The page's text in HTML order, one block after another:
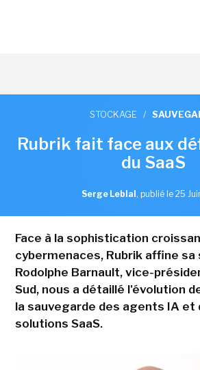
STOCKAGE /
Rubrik fait face aux
du SaaS
Serge Leblal , publié le 25
Face à la sophistication
cybermenaces, Rubrik affine
Rodolphe Barnault, vice-
Sud, nous a détaillé l'évolution
la sauvegarde des agents IA et
solutions SaaS.